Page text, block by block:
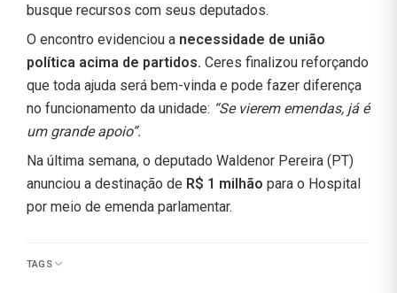
busque recursos com seus deputados.
O encontro evidenciou a necessidade de união
política acima de partidos. Ceres finalizou reforçando
que toda ajuda será bem-vinda e pode fazer diferença
no funcionamento da unidade: “Se vierem emendas, já é
um grande apoio”.
Na última semana, o deputado Waldenor Pereira (PT)
anunciou a destinação de R$ 1 milhão para o Hospital
por meio de emenda parlamentar.
TAGS